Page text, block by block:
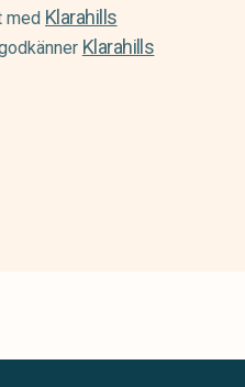
med Klarahills
Klarahills